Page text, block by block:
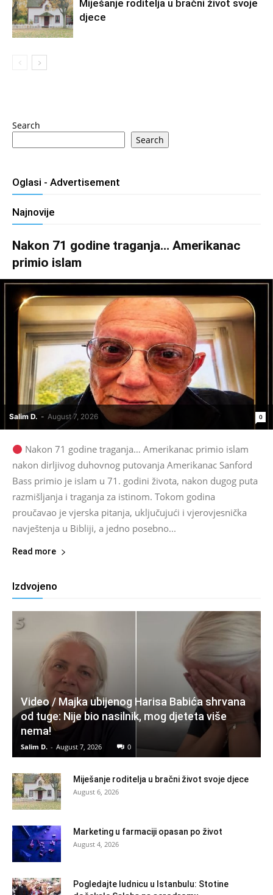
Miješanje roditelja u bračni život svoje
djece
Search
Search
Oglasi - Advertisement
Najnovije
Nakon 71 godine traganja… Amerikanac
primio islam
Salim D. - August 7, 2026 0
Nakon 71 godine traganja… Amerikanac primio islam
nakon dirljivog duhovnog putovanja Amerikanac Sanford
Bass primio je islam u 71. godini života, nakon dugog puta
razmišljanja i traganja za istinom. Tokom godina
proučavao je vjerska pitanja, uključujući i vjerovjesnička
navještenja u Bibliji, a jedno posebno...
Read more
Izdvojeno
Video / Majka ubijenog Harisa Babića shrvana
od tuge: Nije bio nasilnik, mog djeteta više
nema!
Salim D. - August 7, 2026 0
Miješanje roditelja u bračni život svoje djece
August 6, 2026
Marketing u farmaciji opasan po život
August 4, 2026
Pogledajte ludnicu u Istanbulu: Stotine